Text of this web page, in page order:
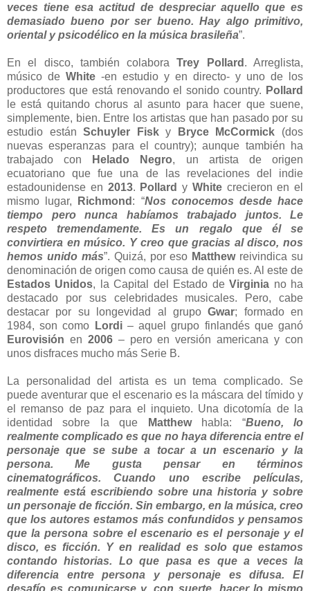
veces tiene esa actitud de despreciar aquello que es
demasiado bueno por ser bueno. Hay algo primitivo,
oriental y psicodélico en la música brasileña”.
En el disco, también colaboraTrey Pollard . Arreglista,
músico de White -en estudio y en directo- y uno de los
productores que está renovando el sonido country. Pollard
le está quitando chorus al asunto para hacer que suene,
simplemente, bien. Entre los artistas que han pasado por su
estudio estánSchuyler Fisky Bryce McCormick (dos
nuevas esperanzas para el country); aunque también ha
trabajado con
Helado Negro, un artista de origen
ecuatoriano que fue una de las revelaciones del indie
estadounidense en 2013. Pollard y Whitecrecieron en el
mismo lugar,
Richmond : “Nos conocemos desde hace
tiempo pero nunca habíamos trabajado juntos. Le
respeto tremendamente. Es un regalo que él se
convirtiera en músico. Y creo que gracias al disco, nos
hemos unido más”. Quizá, por eso Matthewreivindica su
denominación de origen como causa de quién es. Al este de
Estados Unidos, la Capital del Estado deVirginia no ha
destacado por sus celebridades musicales. Pero, cabe
destacar por su longevidad al grupoGwar; formado en
1984, son como
Lordi – aquel grupo finlandés que ganó
Eurovisión en 2006– pero en versión americana y con
unos disfraces mucho más Serie B.
La personalidad del artista es un tema complicado. Se
puede aventurar que el escenario es la máscara del tímido y
el remanso de paz para el inquieto. Una dicotomía de la
identidad sobre la que
Matthewhabla: “Bueno, lo
realmente complicado es que no haya diferencia entre el
personaje que se sube a tocar a un escenario y la
persona. Me gusta pensar en términos
cinematográficos. Cuando uno escribe películas,
realmente está escribiendo sobre una historia y sobre
un personaje de ficción. Sin embargo, en la música, creo
que los autores estamos más confundidos y pensamos
que la persona sobre el escenario es el personaje y el
disco, es ficción. Y en realidad es solo que estamos
contando historias. Lo que pasa es que a veces la
diferencia entre persona y personaje es difusa. El
desafío es comunicarse y, con suerte, hacer lo mismo